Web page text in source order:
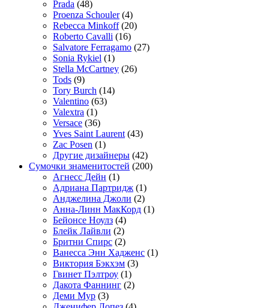
Prada (48)
Proenza Schouler(4)
Rebecca Minkoff(20)
Roberto Cavalli (16)
Salvatore Ferragamo (27)
Sonia Rykiel (1)
Stella McCartney (26)
Tods (9)
Tory Burch (14)
Valentino (63)
Valextra (1)
Versace (36)
Yves Saint Laurent (43)
Zac Posen (1)
Другие дизайнеры (42)
Сумочки знаменитостей (200)
Агнесс Дейн (1)
Адриана Партридж (1)
Анджелина Джоли (2)
Анна-Линн МакКорд (1)
Бейонсе Ноулз (4)
Блейк Лайвли (2)
Бритни Спирс (2)
Ванесса Энн Хадженс (1)
Виктория Бэкхэм (3)
Гвинет Пэлтроу (1)
Дакота Фаннинг (2)
Деми Мур (3)